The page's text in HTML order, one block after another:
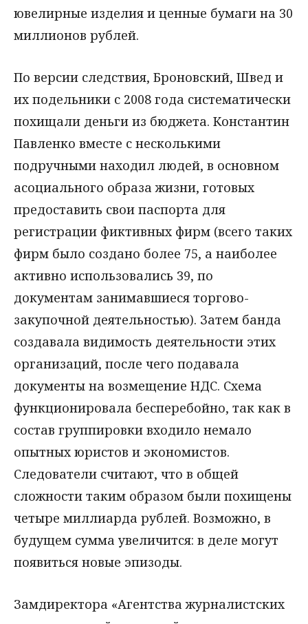
ювелирные изделия и ценные бумаги на 30
миллионов рублей.
По версии следствия, Броновский, Швед и
их подельники с 2008 года систематически
похищали деньги из бюджета. Константин
Павленко вместе с несколькими
подручными находил людей, в основном
асоциального образа жизни, готовых
предоставить свои паспорта для
регистрации фиктивных фирм (всего таких
фирм было создано более 75, а наиболее
активно использовались 39, по
документам занимавшиеся торгово-
закупочной деятельностью). Затем банда
создавала видимость деятельности этих
организаций, после чего подавала
документы на возмещение НДС. Схема
функционировала бесперебойно, так как в
состав группировки входило немало
опытных юристов и экономистов.
Следователи считают, что в общей
сложности таким образом были похищены
четыре миллиарда рублей. Возможно, в
будущем сумма увеличится: в деле могут
появиться новые эпизоды.
Замдиректора «Агентства журналистских